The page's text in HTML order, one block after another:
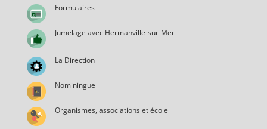
Formulaires
Jumelage avec Hermanville-sur-Mer
La Direction
Nominingue
Organismes, associations et école